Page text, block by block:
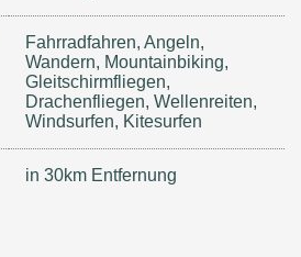
Fahrradfahren, Angeln,
Wandern, Mountainbiking,
Gleitschirmfliegen,
Drachenfliegen, Wellenreiten,
Windsurfen, Kitesurfen
in 30km Entfernung